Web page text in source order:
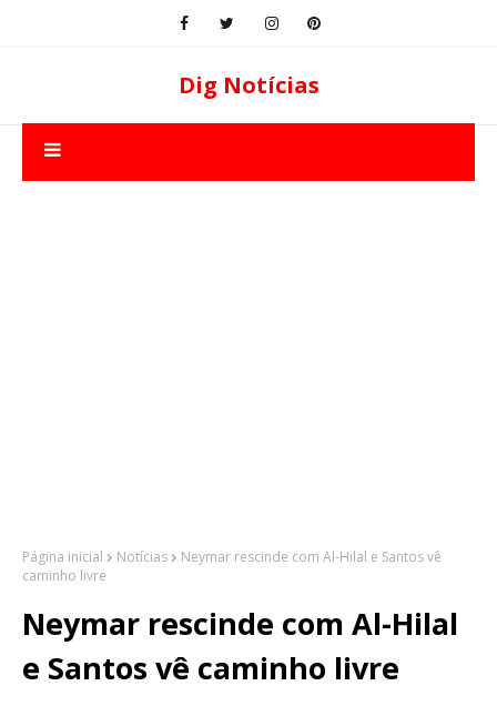
Dig Notícias
Página inicial Notícias
Neymar rescinde com Al-Hilal e Santos vê
caminho livre
Neymar rescinde com Al-Hilal
e Santos vê caminho livre